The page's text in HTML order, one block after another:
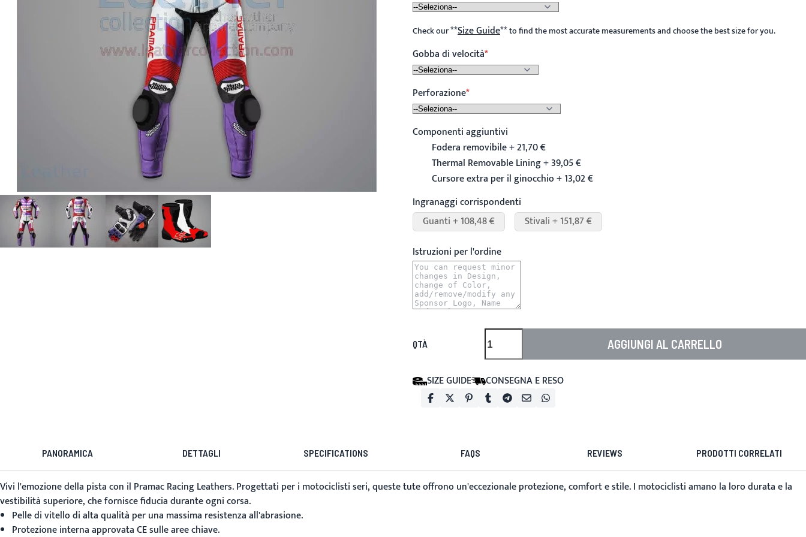
Check our**Size Guide**to find the most accurate measurements and choose the best size for you.
Gobba di velocità
Perforazione
Componenti aggiuntivi
Fodera removibile + 21,70 €
Thermal Removable Lining + 39,05 €
Cursore extra per il ginocchio + 13,02 €
Ingranaggi corrispondenti
Guanti + 108,48 €
Stivali + 151,87 €
Istruzioni per l'ordine
QTÀ AGGIUNGI AL CARRELLO
SIZE GUIDE CONSEGNA E RESO
PANORAMICA DETTAGLI SPECIFICATIONS FAQS REVIEWS PRODOTTI CORRELATI
Vivi l'emozione della pista con il Pramac Racing Leathers. Progettati per i motociclisti seri, queste tute offrono un'eccezionale protezione, comfort e stile. I motociclisti amano la loro durata e la
vestibilità superiore, che fornisce fiducia durante ogni corsa.
Pelle di vitello di alta qualità per una massima resistenza all'abrasione.
Protezione interna approvata CE sulle aree chiave.